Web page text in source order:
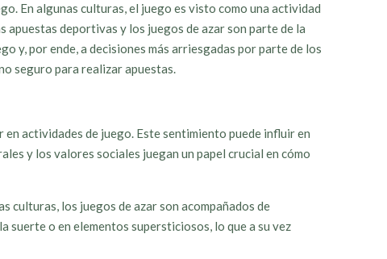
En algunas culturas, el juego es visto como una actividad
apuestas deportivas y los juegos de azar son parte de la
y, por ende, a decisiones más arriesgadas por parte de los
seguro para realizar apuestas.
actividades de juego. Este sentimiento puede influir en
y los valores sociales juegan un papel crucial en cómo
culturas, los juegos de azar son acompañados de
suerte o en elementos supersticiosos, lo que a su vez